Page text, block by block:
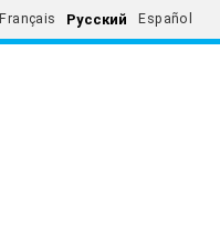
Français Русский Español